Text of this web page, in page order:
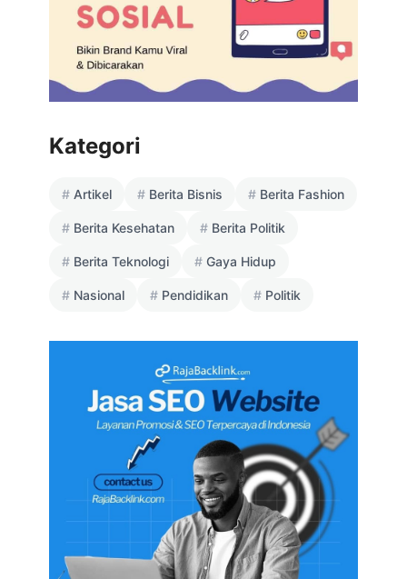
Kategori
Artikel Berita Bisnis Berita Fashion
Berita Kesehatan Berita Politik
Berita Teknologi Gaya Hidup
Nasional Pendidikan Politik